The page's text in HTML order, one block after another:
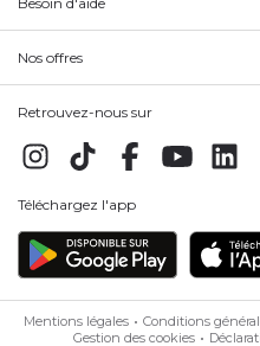
Nos offres
Retrouvez-nous sur
Téléchargez l'app
Mentions légales Conditions
Gestion des cookies